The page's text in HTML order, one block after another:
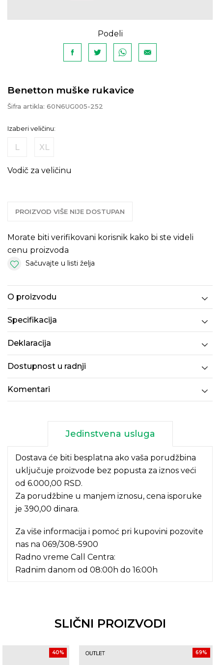
Podeli
Benetton muške rukavice
Šifra artikla: 60N6UG005-252
Izaberi veličinu:
L XL
Vodič za veličinu
PROIZVOD VIŠE NIJE DOSTUPAN
Morate biti verifikovani korisnik kako bi ste videli
cenu proizvoda
Sačuvajte u listi želja
O proizvodu
Specifikacija
Deklaracija
Dostupnost u radnji
Komentari
Jedinstvena usluga
Dostava će biti besplatna ako vaša porudžbina
uključuje proizvode bez popusta za iznos veći
od 6.000,00 RSD.
Za porudžbine u manjem iznosu, cena isporuke
je 390,00 dinara.
Za više informacija i pomoć pri kupovini pozovite
nas na 069/308-5900
Radno vreme Call Centra:
Radnim danom od 08:00h do 16:00h
SLIČNI PROIZVODI
40% 69%